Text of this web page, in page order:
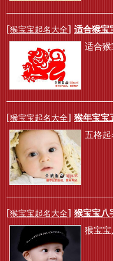
[猴宝宝起名大全] 适合猴宝
适合
[猴宝宝起名大全] 猴年宝宝
五格
[猴宝宝起名大全] 猴宝宝八
猴宝